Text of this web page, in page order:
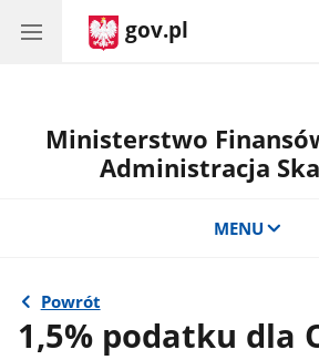
gov.pl
Ministerstwo
Administracja
MENU
Powrót
1,5% podatku dla